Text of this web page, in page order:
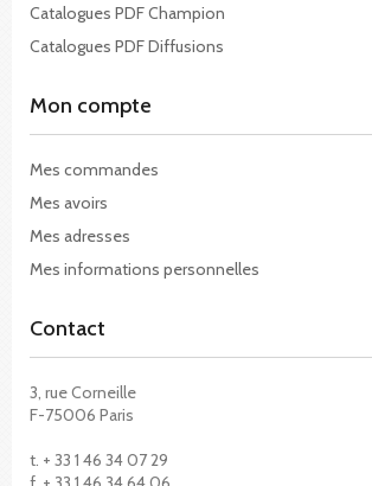
Catalogues PDF Champion
Catalogues PDF Diffusions
Mon compte
Mes commandes
Mes avoirs
Mes adresses
Mes informations personnelles
Contact
3, rue Corneille
F-75006 Paris
t. + 33 1 46 34 07 29